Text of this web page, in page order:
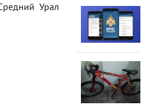
Урал